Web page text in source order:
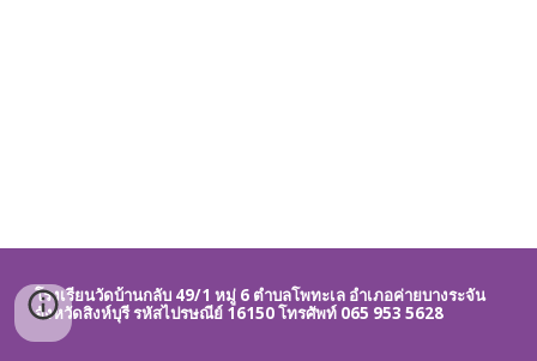
โรงเรียนวัดบ้านกลับ 49/1 หมู่ 6 ตำบลโพทะเล อำเภอค่ายบางระจัน
จังหวัดสิงห์บุรี รหัสไปรษณีย์ 16150 โทรศัพท์ 065 953 5628